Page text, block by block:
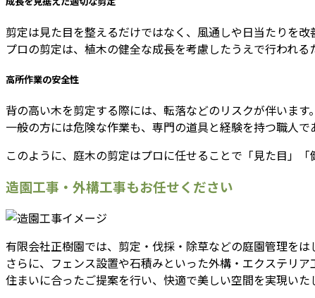
剪定は見た目を整えるだけではなく、風通しや日当たりを改
プロの剪定は、植木の健全な成長を考慮したうえで行われ
高所作業の安全性
背の高い木を剪定する際には、転落などのリスクが伴います。
一般の方には危険な作業も、専門の道具と経験を持つ職人で
このように、庭木の剪定はプロに任せることで「見た目」
造園工事・外構工事もお任せください
有限会社正樹園では、剪定・伐採・除草などの庭園管理をは
さらに、フェンス設置や石積みといった外構・エクステリア
住まいに合ったご提案を行い、快適で美しい空間を実現いた